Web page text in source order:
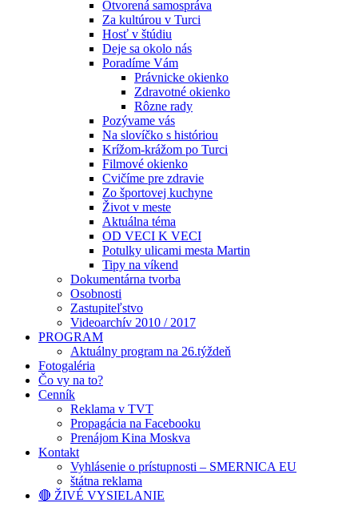
Otvorená samospráva
Za kultúrou v Turci
Hosť v štúdiu
Deje sa okolo nás
Poradíme Vám
Právnicke okienko
Zdravotné okienko
Rôzne rady
Pozývame vás
Na slovíčko s históriou
Krížom-krážom po Turci
Filmové okienko
Cvičíme pre zdravie
Zo športovej kuchyne
Život v meste
Aktuálna téma
OD VECI K VECI
Potulky ulicami mesta Martin
Tipy na víkend
Dokumentárna tvorba
Osobnosti
Zastupiteľstvo
Videoarchív 2010 / 2017
PROGRAM
Aktuálny program na 26.týždeň
Fotogaléria
Čo vy na to?
Cenník
Reklama v TVT
Propagácia na Facebooku
Prenájom Kina Moskva
Kontakt
Vyhlásenie o prístupnosti – SMERNICA EU
štátna reklama
🔴 ŽIVÉ VYSIELANIE